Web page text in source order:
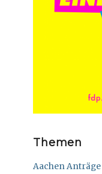
Themen
AachenAnträge